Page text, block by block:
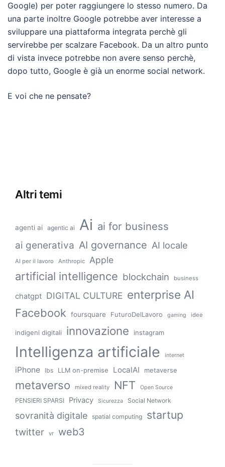
Google) per poter raggiungere lo stesso numero. Da
una parte inoltre Google potrebbe aver interesse a
sviluppare una piattaforma integrata perchè gli
servirebbe per scalzare Facebook. Da un altro punto
di vista invece potrebbe non avere senso perchè,
dopo tutto, Google è già un enorme social network.
E voi che ne pensate?
Altri temi
agenti ai agentic ai Ai ai for business
ai generativa AI governance AI locale
AI per il lavoro Anthropic Apple
artificial intelligence blockchain business
chatgpt DIGITAL CULTURE enterprise AI
Facebook foursquare FuturoDelLavoro gaming idee
indigeni digitali innovazione instagram
Intelligenza artificiale internet
iPhone lbs LLM on-premise LocalAI metaverse
metaverso mixed reality NFT Open Source
PENSIERI SPARSI Privacy Sicurezza Social Network
sovranità digitale spatial computing startup
twitter vr web3